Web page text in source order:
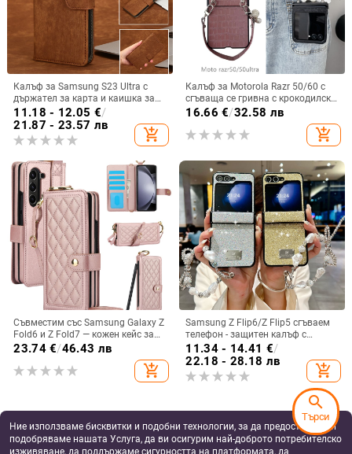
Калъф за Samsung S23 Ultra с
държател за карта и каишка за
през врата
11.18 - 12.05 €/
21.87 - 23.57 лв
add_shopping_cart
Калъф за Motorola Razr 50/60 с
сгъваща се гривна с крокодилски
релеф
16.66 €/32.58 лв
add_shopping_cart
Съвместим със Samsung Galaxy Z
Fold6 и Z Fold7 — кожен кейс за
телефон с слот за стилус,
сгъваем дизайн, елегантен стил, с
каишка за китката, за дами
23.74€/46.43 лв
add_shopping_cart
Samsung Z Flip6/Z Flip5 сгъваем
телефон - защитен калъф с
блестяща гривна
11.34 - 14.41 €/
22.18 - 28.18 лв
add_shopping_cart
Ние използваме бисквитки и подобни технологии, за да предоставяме и
подобряваме нашата Услуга, да ви осигурим най-доброто потребителско
изживяване, да поддържаме сигурността на платформата, да
search
Търси